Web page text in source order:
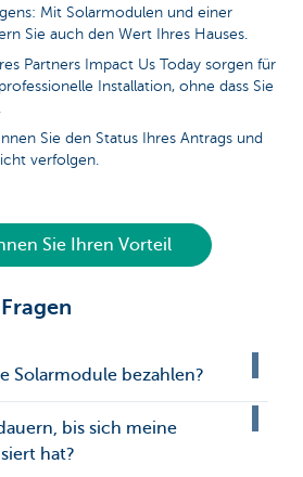
Mit Solarmodulen und einer
Sie auch den Wert Ihres Hauses.
Partners Impact Us Today sorgen für
Installation, ohne dass Sie
Sie den Status Ihres Antrags und
verfolgen.
Sie Ihren Vorteil
Solarmodule bezahlen?
bis sich meine
hat?